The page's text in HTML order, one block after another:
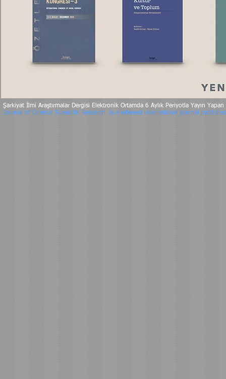
Şarkiyat İlmi Araştırmalar Dergisi Elektronik Ortamda 6 Aylık Periyotla Yayın
Journal of Oriental Scientific Research is a refereed international journal